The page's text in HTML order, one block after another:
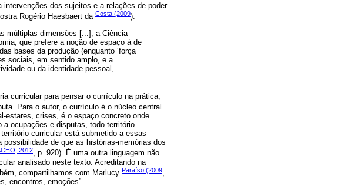
dos sujeitos e a relações de poder.
Rogério Haesbaert da Costa (2009):
múltiplas dimensões [...], a Ciência
que prefere a noção de espaço à de
bases da produção (enquanto ‘força
sociais, em sentido amplo, e a
ou da identidade pessoal,
curricular para pensar o currículo na prática,
Para o autor, o currículo é o núcleo central
estares, crises, é o espaço concreto onde
ocupações e disputas, todo território
curricular está submetido a essas
de que as histórias-memórias dos
2012, p. 920). É uma outra linguagem não
analisado neste texto. Acreditando na
compartilhamos com Marlucy Paraíso (2009,
encontros, emoções”.